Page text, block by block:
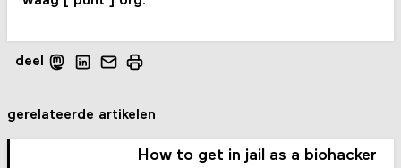
deel
gerelateerde artikelen
How to get in jail as a biohacker